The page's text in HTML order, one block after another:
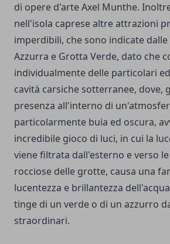
di opere d'arte Axel Munthe.
nell'isola caprese altre attrazioni
imperdibili, che sono indicate
Azzurra e Grotta Verde, dato che
individualmente delle particolari
cavità carsiche sotterranee, dove,
presenza all'interno di
particolarmente buia ed oscura,
incredibile gioco di luci, in cui la
viene filtrata dall'esterno e verso
rocciose delle grotte, causa una
lucentezza e brillantezza
tinge di un verde o di un azzurro
straordinari.